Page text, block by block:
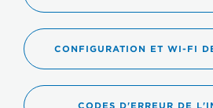
CONFIGURATION ET WI-FI
CODES D'ERREUR DE